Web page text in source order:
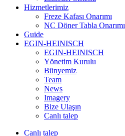
Hizmetlerimiz
Freze Kafası Onarımı
NC Döner Tabla Onarımı
Guide
EGIN-HEINISCH
EGIN-HEINISCH
Yönetim Kurulu
Bünyemiz
Team
News
Imagery
Bize Ulaşın
Canlı talep
Canlı talep